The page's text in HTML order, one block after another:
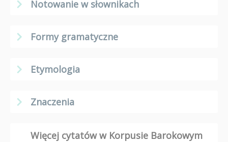
Notowanie w słownikach
Formy gramatyczne
Etymologia
Znaczenia
Więcej cytatów w Korpusie Barokowym